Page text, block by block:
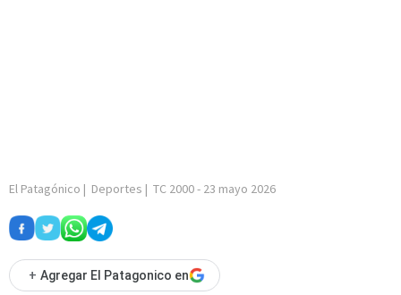
El Patagónico | Deportes | TC 2000- 23 mayo 2026
+ Agregar El Patagonico en